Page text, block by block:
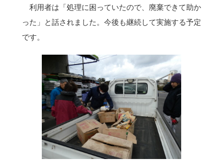
利用者は「処理に困っていたので、廃棄できて助か
った」と話されました。今後も継続して実施する予定
です。